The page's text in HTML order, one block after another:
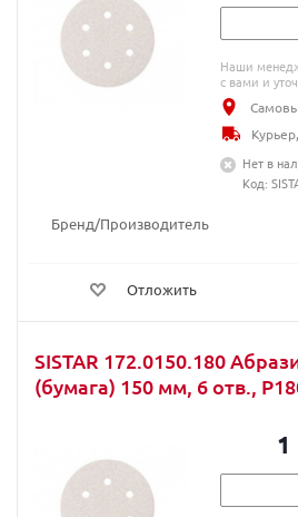
Бренд/Производитель
Отложить
Наши
с вами и
Нет в
Код:
SISTAR 172.0150.180
(бумага) 150 мм, 6 отв.,
1